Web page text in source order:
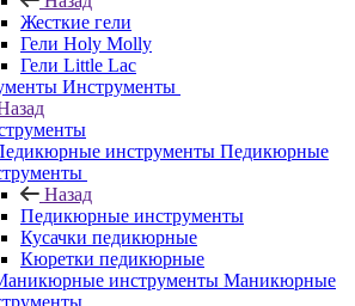
Жесткие гели
Гели Holy Molly
Гели Little Lac
Инструменты
Педикюрные
Назад
Педикюрные инструменты
Кусачки педикюрные
Кюретки педикюрные
Маникюрные